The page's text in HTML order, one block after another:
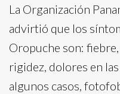
La Organización
advirtió que los
Oropuche son:
rigidez, dolores en
algunos casos,